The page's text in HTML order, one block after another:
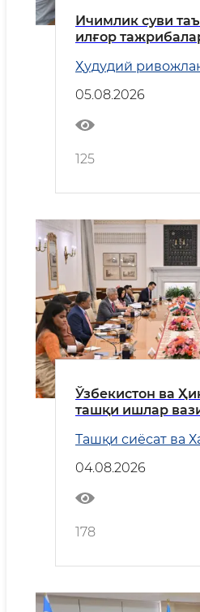
Ичимлик суви
илғор
Ҳудудий
05.08.2026
125
Ўзбекистон ва
ташқи ишлар
йўналишларини
қилди
Ташқи сиёсат ва
04.08.2026
178